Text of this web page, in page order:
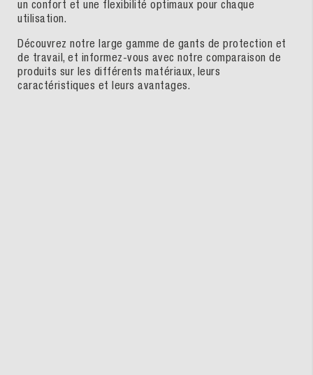
un confort et une flexibilité optimaux pour chaque
utilisation.
Découvrez notre large gamme de gants de protection et
de travail, et informez-vous avec notre comparaison de
produits sur les différents matériaux, leurs
caractéristiques et leurs avantages.